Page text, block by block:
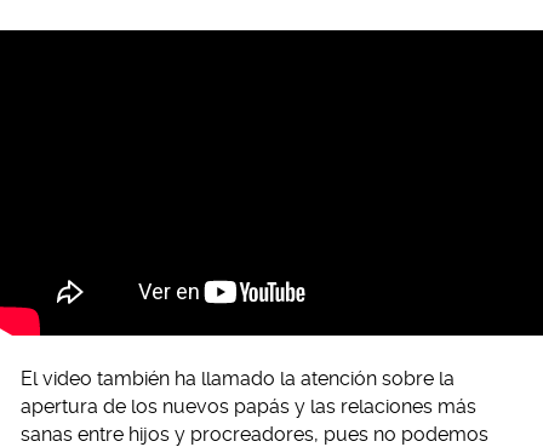
El video también ha llamado la atención sobre la
apertura de los nuevos papás y las relaciones más
sanas entre hijos y procreadores, pues no podemos